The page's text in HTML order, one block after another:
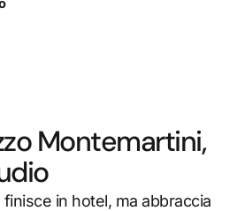
Montemartini,
finisce in hotel, ma abbraccia